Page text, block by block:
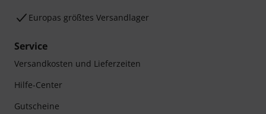
Europas größtes Versandlager
Service
Versandkosten und Lieferzeiten
Hilfe-Center
Gutscheine